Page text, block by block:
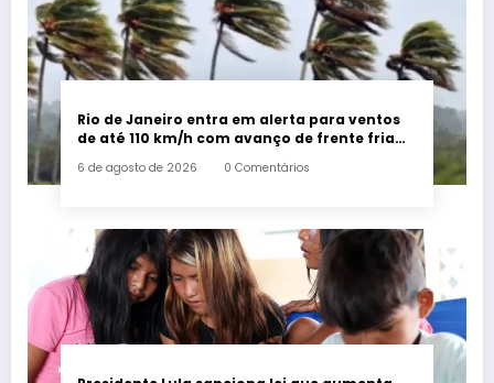
Rio de Janeiro entra em alerta para ventos
de até 110 km/h com avanço de frente fria
6 de agosto de 2026 0 Comentários